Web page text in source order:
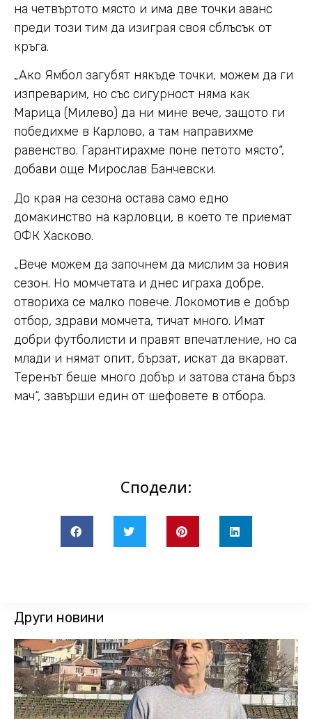
на четвъртото място и има две точки аванс
преди този тим да изиграя своя сблъсък от
кръга.
„Ако Ямбол загубят някъде точки, можем да ги
изпреварим, но със сигурност няма как
Марица (Милево) да ни мине вече, защото ги
победихме в Карлово, а там направихме
равенство. Гарантирахме поне петото място“,
добави още Мирослав Банчевски.
До края на сезона остава само едно
домакинство на карловци, в което те приемат
ОФК Хасково.
„Вече можем да започнем да мислим за новия
сезон. Но момчетата и днес играха добре,
отвориха се малко повече. Локомотив е добър
отбор, здрави момчета, тичат много. Имат
добри футболисти и правят впечатление, но са
млади и нямат опит, бързат, искат да вкарват.
Теренът беше много добър и затова стана бърз
мач“, завърши един от шефовете в отбора.
Сподели:
Други новини